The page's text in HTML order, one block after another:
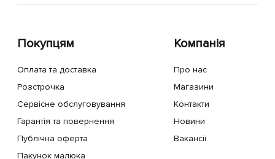
Покупцям
Оплата та доставка
Розстрочка
Сервісне обслуговування
Гарантія та повернення
Публічна оферта
Пакунок малюка
Компанія
Про нас
Магазини
Контакти
Новини
Вакансії